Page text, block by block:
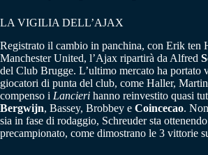
LA VIGILIA DELL’AJAX
Registrato il cambio in panchina, con Erik ten
Manchester United, l’Ajax ripartirà da Alfred
del Club Brugge. L’ultimo mercato ha portato
giocatori di punta del club, come Haller,
compenso i Lancieri hanno reinvestito quasi
Bergwijn, Bassey, Brobbey e Coincecao.
sia in fase di rodaggio, Schreuder sta
precampionato, come dimostrano le 3 vittorie